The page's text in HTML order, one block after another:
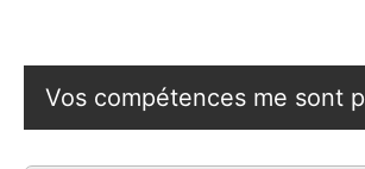
Vos compétences me sont